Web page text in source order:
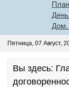
День
Дом.
Пятница, 07 Август,
Вы здесь: